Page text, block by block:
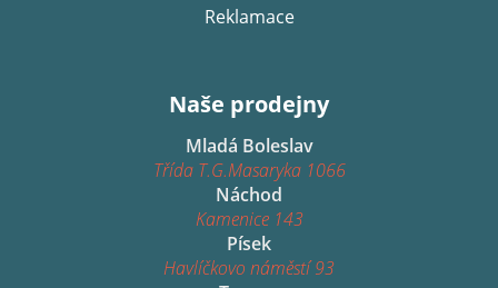
Reklamace
Naše prodejny
Mladá Boleslav
Třída T.G.Masaryka 1066
Náchod
Kamenice 143
Písek
Havlíčkovo náměstí 93